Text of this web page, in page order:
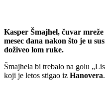
Kasper Šmajhel, čuvar
mesec dana nakon što je u
doživeo lom ruke.
Šmajhela bi trebalo na golu
koji je letos stigao iz Hanovera.